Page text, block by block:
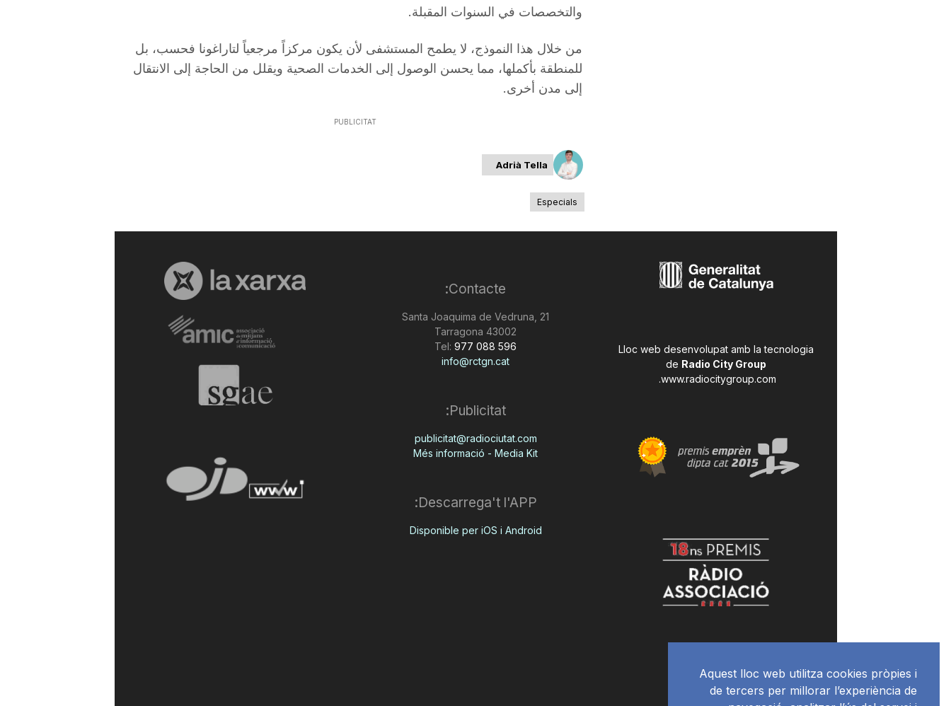
والتخصصات في السنوات المقبلة.
من خلال هذا النموذج، لا يطمح المستشفى لأن يكون مركزاً مرجعياً لتاراغونا فحسب، بل
للمنطقة بأكملها، مما يحسن الوصول إلى الخدمات الصحية ويقلل من الحاجة إلى الانتقال
إلى مدن أخرى.
PUBLICITAT
Adrià Tella
Especials
Contacte:
Santa Joaquima de Vedruna, 21
43002 Tarragona
Tel: 977 088 596
info@rctgn.cat
Publicitat:
publicitat@radiociutat.com
Més informació - Media Kit
Descarrega't l'APP:
Disponible per iOS i Android
Lloc web desenvolupat amb la tecnologia
de Radio City Group
www.radiocitygroup.com
.
Aquest lloc web utilitza cookies pròpies i
de tercers per millorar l’experiència de